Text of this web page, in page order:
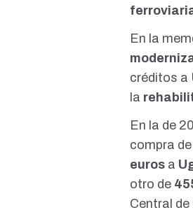
En la
créditos a
la
En la de
compra
euros a
otro de
Central de